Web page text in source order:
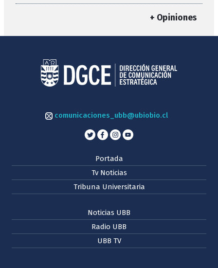
+ Opiniones
comunicaciones_ubb@ubiobio.cl
Portada
Tv Noticias
Tribuna Universitaria
Noticias UBB
Radio UBB
UBB TV